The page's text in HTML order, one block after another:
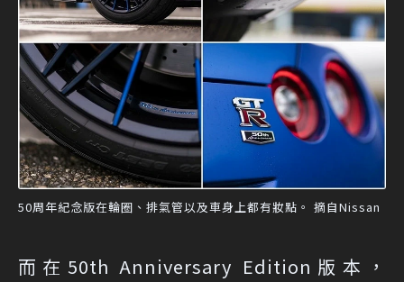
50周年紀念版在輪圈、排氣管以及車身上都有妝點。 摘自Nissan
而在50th Anniversary Edition版本，